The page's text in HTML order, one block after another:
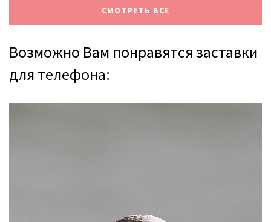
СМОТРЕТЬ ВСЕ
Возможно Вам понравятся заставки
для телефона: